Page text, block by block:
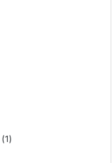
(1)